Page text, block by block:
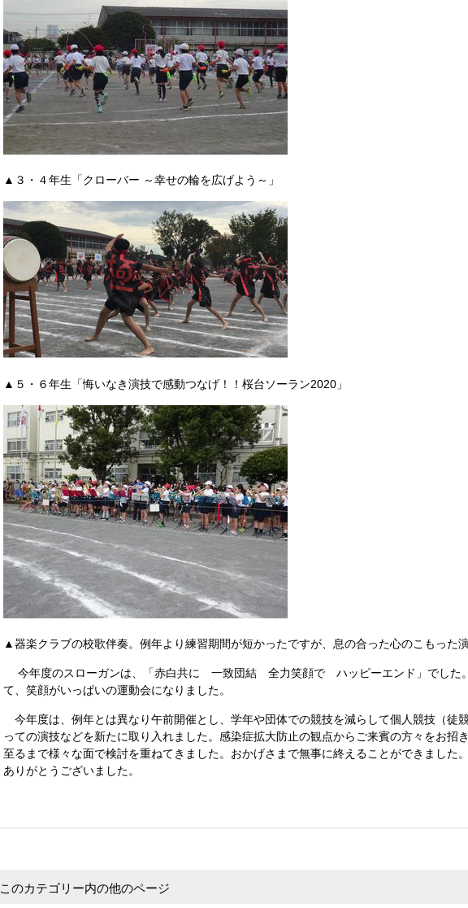
▲３・４年生「クローバー ～幸せの輪を広げよう～」
▲５・６年生「悔いなき演技で感動つなげ！！桜台ソーラン2020」
▲器楽クラブの校歌伴奏。例年より練習期間が短かったですが、息の合った心のこもった
今年度のスローガンは、「赤白共に 一致団結 全力笑顔で ハッピーエンド」でした
て、笑顔がいっぱいの運動会になりました。
今年度は、例年とは異なり午前開催とし、学年や団体での競技を減らして個人競技（徒
っての演技などを新たに取り入れました。感染症拡大防止の観点からご来賓の方々をお招
至るまで様々な面で検討を重ねてきました。おかげさまで無事に終えることができました
ありがとうございました。
このカテゴリー内の他のページ